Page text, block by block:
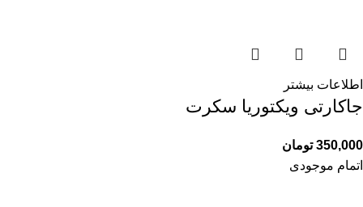
اطلاعات بیشتر
جاکارتی ویکتوریا سکرت
350,000 تومان
اتمام موجودی